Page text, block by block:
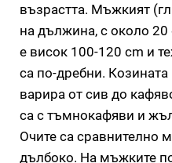
възрастта. Мъжкият
на дължина, с около
е висок 100-120 сm и
са по-дребни.
варира от сив до
са с тъмнокафяви и
Очите са сравнително
дълбоко. На мъжките